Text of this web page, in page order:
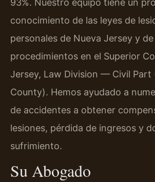
93%. Nuestro equipo tiene un
conocimiento de las leyes de
personales de Nueva Jersey y
procedimientos en el Superior
Jersey, Law Division — Civil Part
County). Hemos ayudado a
de accidentes a obtener
lesiones, pérdida de ingresos y
sufrimiento.
Su Abogado